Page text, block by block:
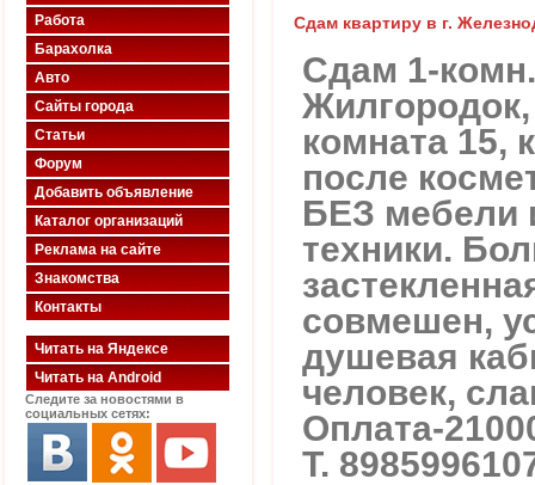
Работа
Барахолка
Авто
Сайты города
Статьи
Форум
Добавить объявление
Каталог организаций
Реклама на сайте
Знакомства
Контакты
Читать на Яндексе
Читать на Android
Следите за новостями в
социальных сетях:
Сдам квартиру в г.
Сдам 1-
комната 15,
после
БЕЗ мебели
техники.
совмешен,
душевая
человек,
Оплата-
Т.